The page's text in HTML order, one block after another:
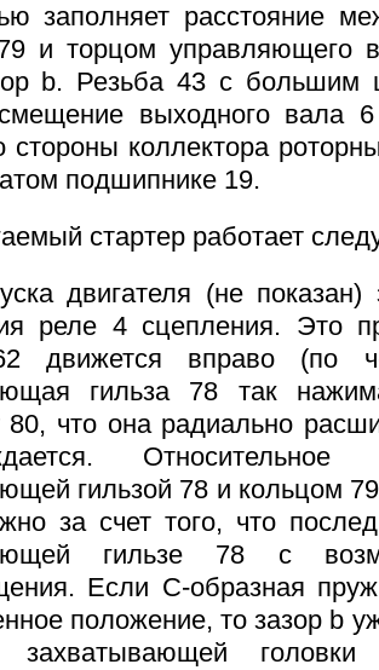
заполняет расстояние
и торцом управляющего
b. Резьба 43 с большим
выходного вала
стороны коллектора
подшипнике 19.
стартер работает
двигателя (не
реле 4 сцепления. Это
движется вправо (по
гильза 78 так
80, что она радиально
гильзой 78 и кольцом
за счет того, что
гильзе 78 с
Если С-образная
положение, то зазор b
захватывающей головки